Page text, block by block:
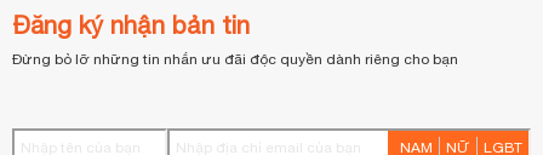
Đăng ký nhận bản tin
Đừng bỏ lỡ những tin nhắn ưu đãi độc quyền dành riêng cho bạn
NAM NỮ LGBT